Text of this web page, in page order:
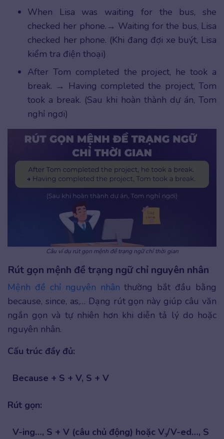
When Lisa was waiting for the bus, she
checked her phone.→ Waiting for the bus, Lisa
checked her phone. (Khi đang đợi xe buýt, Lisa
kiểm tra điện thoại)
After Tom completed the project, he took a
break. → Having completed the project, Tom
took a break. (Sau khi hoàn thành dự án, Tom
nghỉ ngơi)
Câu ví dụ rút gọn mệnh đề trạng ngữ chỉ thời gian
Rút gọn mệnh đề trạng ngữ chỉ nguyên nhân
Mệnh đề chỉ nguyên nhân thường bắt đầu bằng
because, since, as,… Dạng rút gọn này giúp câu văn
ngắn gọn và tự nhiên hơn khi diễn tả lý do hoặc
nguyên nhân.
Cấu trúc đầy đủ:
Because + S + V, S + V
Rút gọn:
V-ing…, S + V (câu chủ động) hoặc V₃/V-ed…, S